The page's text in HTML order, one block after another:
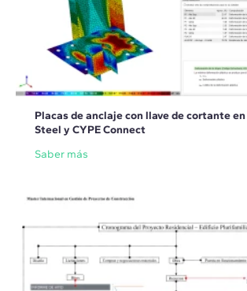
Placas de anclaje con llave de cortante en
Steel y CYPE Connect
Saber más